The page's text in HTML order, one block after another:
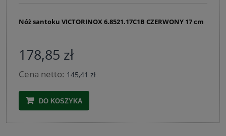
Nóż santoku VICTORINOX 6.8521.17C1B CZERWONY 17 cm
178,85 zł
Cena netto: 145,41 zł
DO KOSZYKA